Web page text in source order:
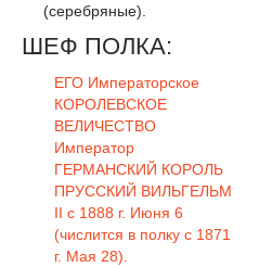
(серебряные).
ШЕФ ПОЛКА:
ЕГО Императорское
КОРОЛЕВСКОЕ
ВЕЛИЧЕСТВО
Император
ГЕРМАНСКИЙ КОРОЛЬ
ПРУССКИЙ ВИЛЬГЕЛЬМ
II с 1888 г. Июня 6
(числится в полку с 1871
г. Мая 28).